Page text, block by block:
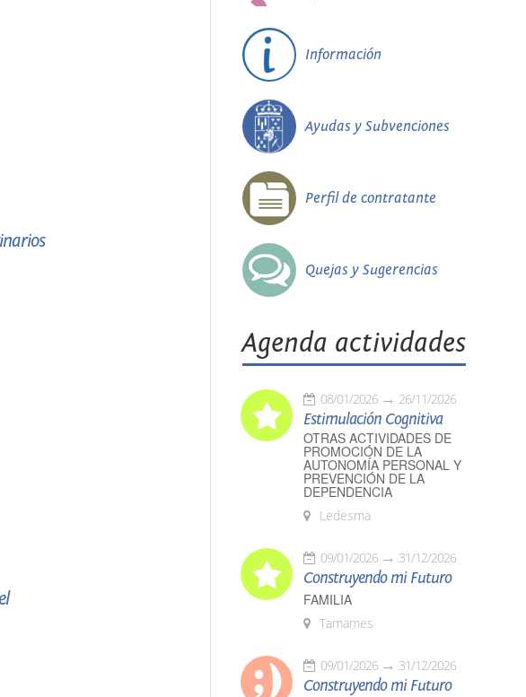
Información
Ayudas y Subvenciones
Perfil de contratante
Quejas y Sugerencias
Agenda actividades
08/01/2026 26/11/2026
Estimulación Cognitiva
OTRAS ACTIVIDADES DE
PROMOCIÓN DE LA
AUTONOMÍA PERSONAL Y
PREVENCIÓN DE LA
DEPENDENCIA
Ledesma
09/01/2026 31/12/2026
Construyendo mi Futuro
FAMILIA
Tamames
09/01/2026 31/12/2026
Construyendo mi Futuro